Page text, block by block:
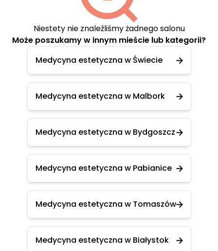
Niestety nie znaleźliśmy żadnego salonu
Może poszukamy w innym mieście lub kategorii?
Medycyna estetyczna w Świecie
Medycyna estetyczna w Malbork
Medycyna estetyczna w Bydgoszcz
Medycyna estetyczna w Pabianice
Medycyna estetyczna w Tomaszów
Medycyna estetyczna w Białystok